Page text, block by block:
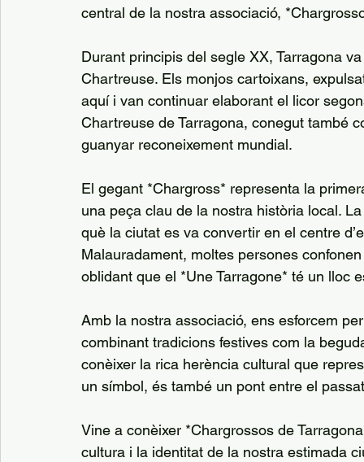
central de la nostra associació,
Durant principis del segle XX, Tarragona
Chartreuse. Els monjos cartoixans,
aquí i van continuar elaborant el licor
Chartreuse de Tarragona, conegut també
guanyar reconeixement mundial.
El gegant *Chargross* representa la
una peça clau de la nostra història local.
què la ciutat es va convertir en el centre
Malauradament, moltes persones
oblidant que el *Une Tarragone* té un lloc
Amb la nostra associació, ens esforcem
combinant tradicions festives com la
conèixer la rica herència cultural que
un símbol, és també un pont entre el
Vine a conèixer *Chargrossos de
cultura i la identitat de la nostra estimada